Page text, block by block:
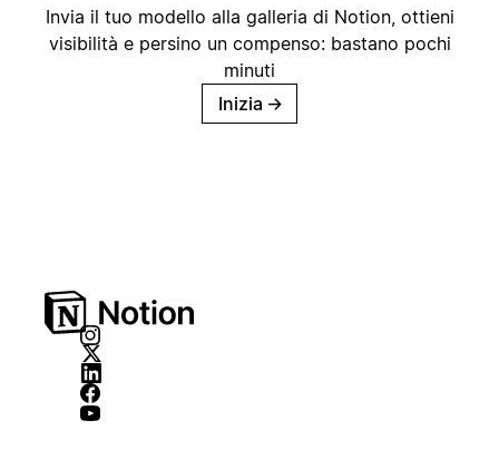
Invia il tuo modello alla galleria di Notion, ottieni
visibilità e persino un compenso: bastano pochi
minuti
Inizia →